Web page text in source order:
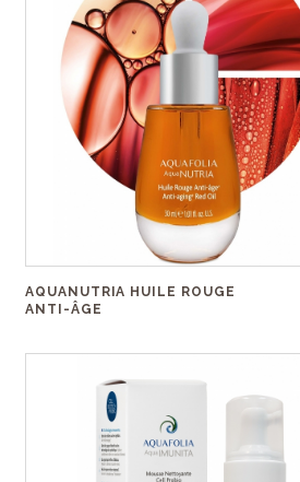
AQUANUTRIA HUILE ROUGE
ANTI-ÂGE